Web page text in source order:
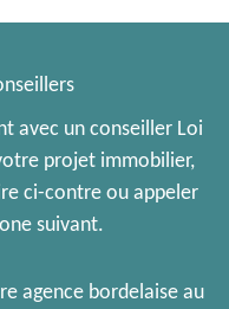
avec un conseiller Loi
projet immobilier,
ci-contre ou appeler
suivant.
agence bordelaise au